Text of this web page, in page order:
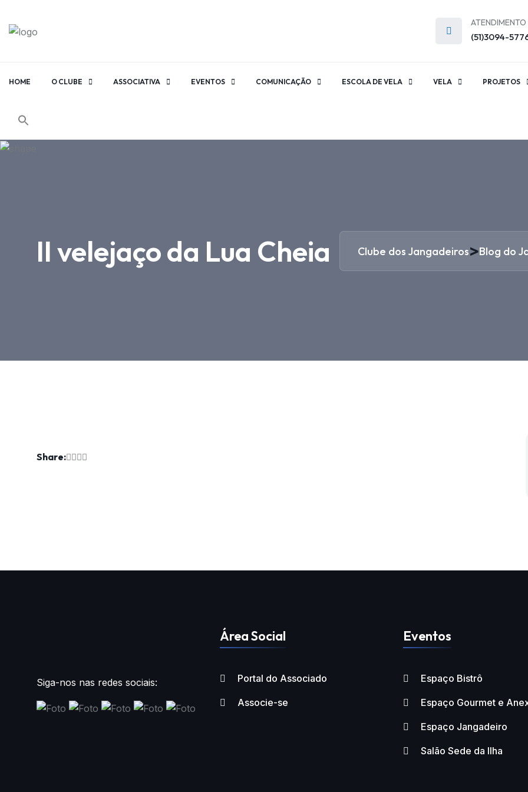
ATENDIMENTO
(51)3094-
HOME O CLUBE ASSOCIATIVA EVENTOS COMUNICAÇÃO ESCOLA DE VELA VELA PROJETOS
II velejaço da Lua Cheia Clube dos Jangadeiros>Blog do
Share:
Siga-nos nas redes sociais:
Área Social
Portal do Associado
Associe-se
Eventos
Espaço Bistrô
Espaço Gourmet e
Espaço Jangadeiro
Salão Sede da Ilha